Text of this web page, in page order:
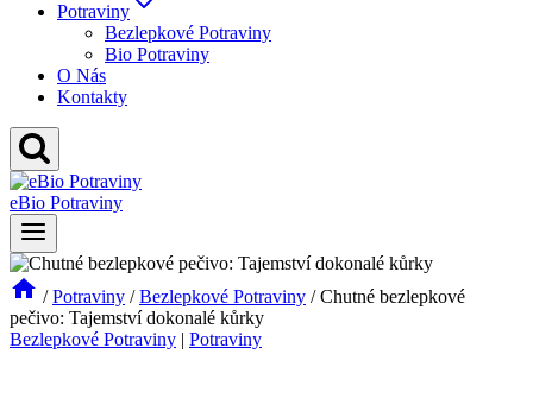
Potraviny
Bezlepkové Potraviny
Bio Potraviny
O Nás
Kontakty
eBio Potraviny
/ Potraviny / Bezlepkové Potraviny / Chutné bezlepkové
pečivo: Tajemství dokonalé kůrky
Bezlepkové Potraviny | Potraviny